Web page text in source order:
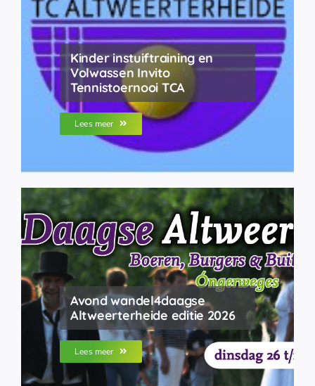
Kinder instuiftraining en
Volwassen Invito
Tennistoernooi TCA
Lees meer
Avond wandel4daagse
Altweerterheide editie 2026
Lees meer